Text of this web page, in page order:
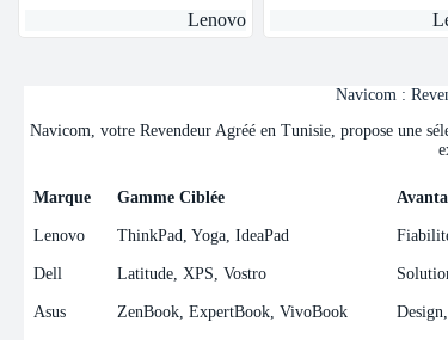
Lenovo
Navicom :
Navicom, votre Revendeur Agréé en Tunisie, propose une
Marque Gamme Ciblée
Marque
Gamme Ciblée
Lenovo ThinkPad, Yoga, IdeaPad
Dell Latitude, XPS, Vostro
Asus ZenBook, ExpertBook, VivoBook